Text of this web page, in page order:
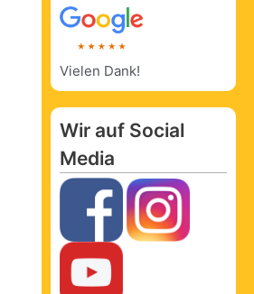
Vielen Dank!
Wir auf Social
Media